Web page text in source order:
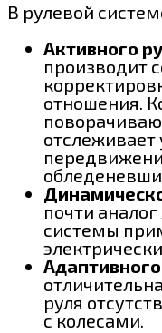
В рулевой
Активного
производит
отношения.
отслеживает
почти
системы
руля
с колесами.